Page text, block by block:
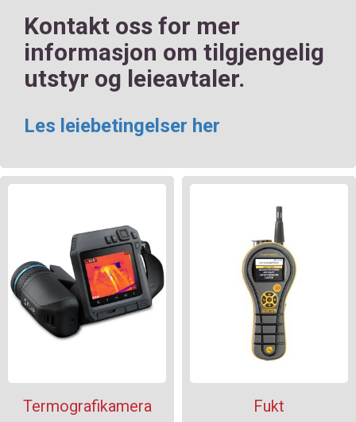
Kontakt oss for mer
informasjon om tilgjengelig
utstyr og leieavtaler.
Les leiebetingelser her
Termografikamera Fukt